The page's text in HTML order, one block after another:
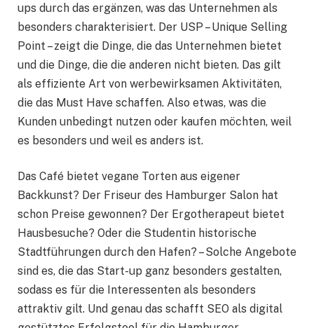
ups durch das ergänzen, was das Unternehmen als
besonders charakterisiert. Der USP – Unique Selling
Point – zeigt die Dinge, die das Unternehmen bietet
und die Dinge, die die anderen nicht bieten. Das gilt
als effiziente Art von werbewirksamen Aktivitäten,
die das Must Have schaffen. Also etwas, was die
Kunden unbedingt nutzen oder kaufen möchten, weil
es besonders und weil es anders ist.
Das Café bietet vegane Torten aus eigener
Backkunst? Der Friseur des Hamburger Salon hat
schon Preise gewonnen? Der Ergotherapeut bietet
Hausbesuche? Oder die Studentin historische
Stadtführungen durch den Hafen? – Solche Angebote
sind es, die das Start-up ganz besonders gestalten,
sodass es für die Interessenten als besonders
attraktiv gilt. Und genau das schafft SEO als digital